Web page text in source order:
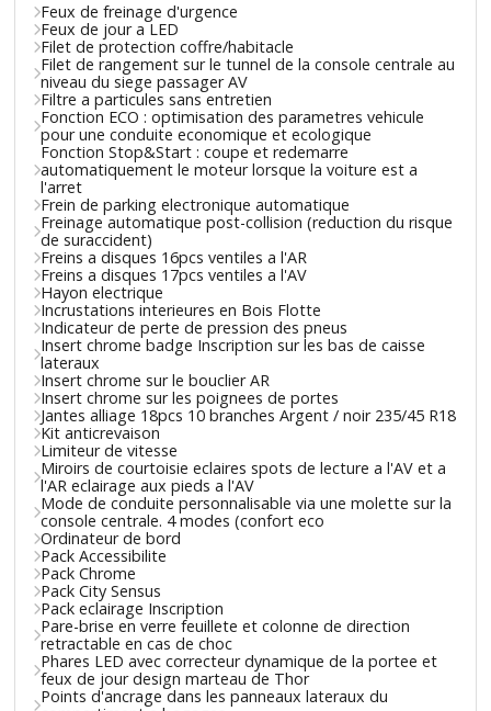
Feux de freinage d'urgence
Feux de jour a LED
Filet de protection coffre/habitacle
Filet de rangement sur le tunnel de la console centrale au
niveau du siege passager AV
Filtre a particules sans entretien
Fonction ECO : optimisation des parametres vehicule
pour une conduite economique et ecologique
Fonction Stop&Start : coupe et redemarre
automatiquement le moteur lorsque la voiture est a
l'arret
Frein de parking electronique automatique
Freinage automatique post-collision (reduction du risque
de suraccident)
Freins a disques 16pcs ventiles a l'AR
Freins a disques 17pcs ventiles a l'AV
Hayon electrique
Incrustations interieures en Bois Flotte
Indicateur de perte de pression des pneus
Insert chrome badge Inscription sur les bas de caisse
lateraux
Insert chrome sur le bouclier AR
Insert chrome sur les poignees de portes
Jantes alliage 18pcs 10 branches Argent / noir 235/45 R18
Kit anticrevaison
Limiteur de vitesse
Miroirs de courtoisie eclaires spots de lecture a l'AV et a
l'AR eclairage aux pieds a l'AV
Mode de conduite personnalisable via une molette sur la
console centrale. 4 modes (confort eco
Ordinateur de bord
Pack Accessibilite
Pack Chrome
Pack City Sensus
Pack eclairage Inscription
Pare-brise en verre feuillete et colonne de direction
retractable en cas de choc
Phares LED avec correcteur dynamique de la portee et
feux de jour design marteau de Thor
Points d'ancrage dans les panneaux lateraux du